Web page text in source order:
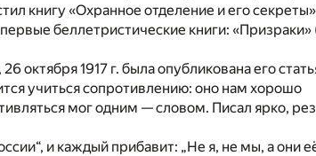
книгу «Охранное отделение и его
беллетристические книги: «Призраки»
октября 1917 г. была опубликована его
учиться сопротивлению: оно нам хорошо
мог одним — словом. Писал ярко,
и каждый прибавит: „Не я, не мы, а они